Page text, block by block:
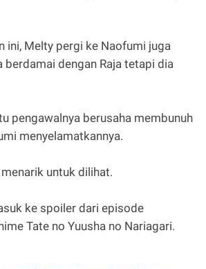
ini, Melty pergi ke Naofumi juga
berdamai dengan Raja tetapi dia
pengawalnya berusaha membunuh
menyelamatkannya.
untuk dilihat.
ke spoiler dari episode
Tate no Yuusha no Nariagari.